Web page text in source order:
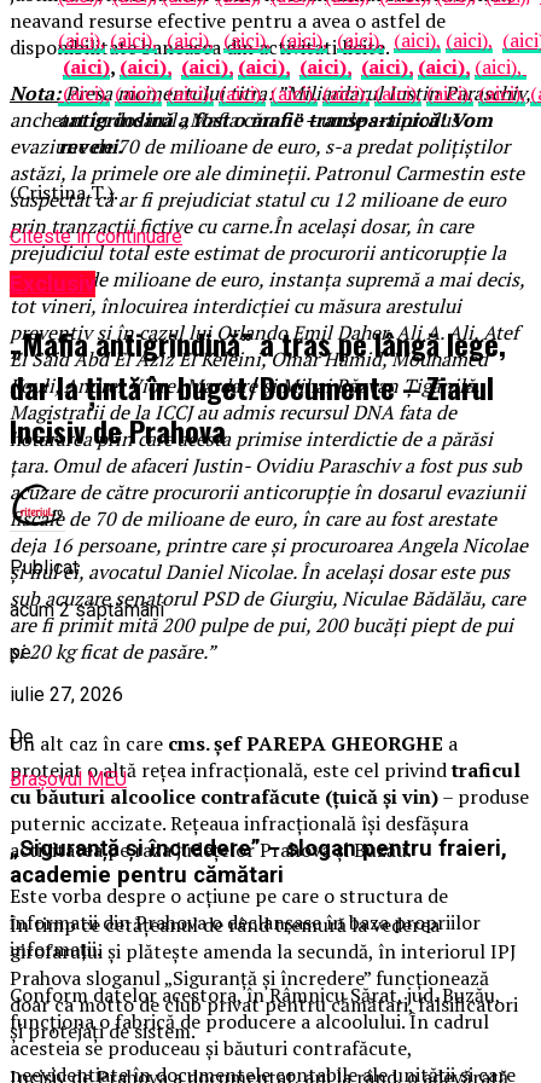
neavand resurse efective pentru a avea o astfel de
disponibilitate baneasca din activitati licite.
Nota:Presa momentului titra: ”Miliardarul Iustin Paraschiv,
anchetat în dosarul „Mafia cărnii” – unde s-a produs o
evaziune de 70 de milioane de euro, s-a predat poliţiştilor
astăzi, la primele ore ale dimineţii. Patronul Carmestin este
suspectat că ar fi prejudiciat statul cu 12 milioane de euro
prin tranzacţii fictive cu carne.În acelaşi dosar, în care
prejudiciul total este estimat de procurorii anticorupţie la
peste 70 de milioane de euro, instanţa supremă a mai decis,
tot vineri, înlocuirea interdicţiei cu măsura arestului
preventiv şi în cazul lui Orlando Emil Daher, Ali A. Ali, Atef
El Said Abd El Aziz El Keleini, Omar Hamid, Mouhamed
Kouli, Andrei Viorel Mardare şi Mihai Răzvan Ţigănilă.
Magistratii de la ICCJ au admis recursul DNA fata de
hotararea prin care acesta primise interdictie de a părăsi
ţara. Omul de afaceri Justin- Ovidiu Paraschiv a fost pus sub
acuzare de către procurorii anticorupţie în dosarul evaziunii
fiscale de 70 de milioane de euro, în care au fost arestate
deja 16 persoane, printre care şi procuroarea Angela Nicolae
şi fiul ei, avocatul Daniel Nicolae. În acelaşi dosar este pus
sub acuzare senatorul PSD de Giurgiu, Niculae Bădălău, care
are fi primit mită 200 pulpe de pui, 200 bucăţi piept de pui
şi 20 kg ficat de pasăre.”
Un alt caz în care cms. șef PAREPA GHEORGHE a
protejat o altă rețea infracțională, este cel privindtraficul
cu băuturi alcoolice contrafăcute (țuică și vin)– produse
puternic accizate. Rețeaua infracțională își desfășura
activitatea pe raza județelor Prahova și Buzău.
Este vorba despre o acțiune pe care o structura de
informatii din Prahova o declanșase în baza propriilor
informații.
Conform datelor acestora, în Râmnicu Sărat, jud. Buzău,
funcționa o fabrică de producere a alcoolului. În cadrul
acesteia se produceau și băuturi contrafăcute,
neevidențiate în documentele contabile ale unității și care
(aici),(aici), (aici), (aici), (aici), (aici), (aici), (aici),
(aici), (aici), (aici), (aici), (aici), (aici), (aici), (aici),
(aici), (aici),(aici),(aici),(aici),(aici),(aici),(aici),(aici),
antigrindină a fost o mafie transpartinică! Vom
reveni.
(Cristina T.).
Citeste in continuare
Exclusiv
„Mafia antigrindină” a tras pe lângă lege,
dar la țintă în buget/Documente – Ziarul
Incisiv de Prahova
Publicat
acum 2 săptămâni
pe
iulie 27, 2026
De
Brașovul MEU
„Siguranță și încredere” – slogan pentru fraieri,
academie pentru cămătari
În timp ce cetățeanul de rând tremură la vederea
girofarului și plătește amenda la secundă, în interiorul IPJ
Prahova sloganul „Siguranță și încredere” funcționează
doar ca motto de club privat pentru cămătari, falsificatori
și protejați de sistem.
Incisiv de Prahova a documentat, ani la rând, o adevărată